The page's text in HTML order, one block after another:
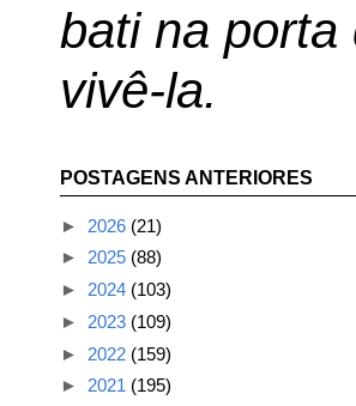
bati na porta
vivê-la.
POSTAGENS ANTERIORES
► 2026 (21)
► 2025 (88)
► 2024 (103)
► 2023 (109)
► 2022 (159)
► 2021 (195)